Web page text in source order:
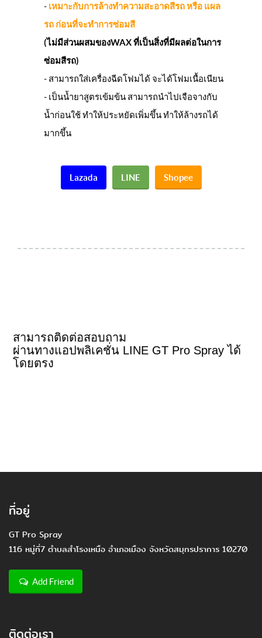
- เหมาะกับการล้างทำความสะอาดสีรถ หรือ แผล
รถ ก่อนที่จะทำการซ่อมสี
(ไม่มีส่วนผสมของWAX ที่เป็นสิ่งที่มีผลต่อในการ
ซ่อมสีรถ)
- สามารถใส่เครื่องฉีดโฟมได้ จะได้โฟมเนื้อเนียน
- เป็นน้ำยาสูตรเข้มข้น สามารถนำไปเจือจางกับ
น้ำก่อนใช้ ทำให้ประหยัดเพิ่มขึ้น ทำให้ล้างรถได้
มากขึ้น
Lazada LINE Shopee
สามารถติดต่อสอบถาม
ผ่านทางแอปพลิเคชั่น LINE GT Pro Spray ได้
โดยตรง
ที่อยู่
GT Pro Spray
116 หมู่ที่7 ตำบลสำโรงเหนือ อำเภอเมือง จังหวัดสมุทรปราการ 10270
Add Friend
ติดต่อเรา